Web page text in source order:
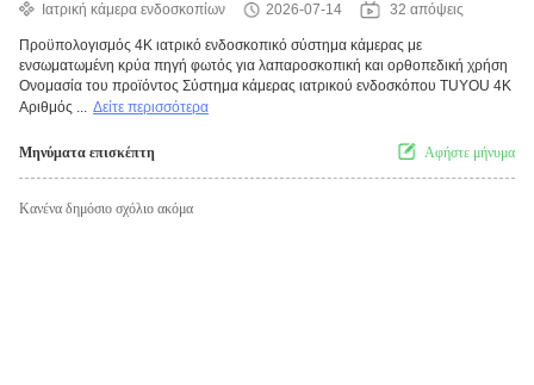
Ιατρική κάμερα ενδοσκοπίων
2026-07-14 32 απόψεις
Προϋπολογισμός 4K ιατρικό ενδοσκοπικό σύστημα κάμερας με
ενσωματωμένη κρύα πηγή φωτός για λαπαροσκοπική και ορθοπεδική χρήση
Ονομασία του προϊόντος Σύστημα κάμερας ιατρικού ενδοσκόπου TUYOU 4K
Αριθμός ... Δείτε περισσότερα
Μηνύματα επισκέπτη Αφήστε μήνυμα
Κανένα δημόσιο σχόλιο ακόμα